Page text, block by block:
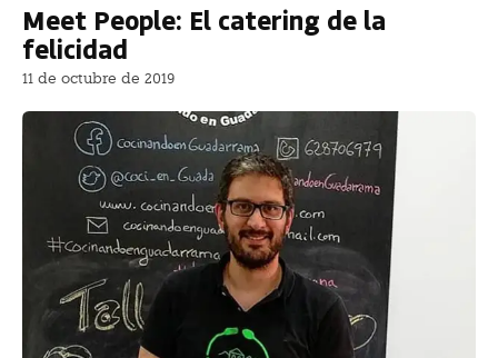
Meet People: El catering de la
felicidad
11 de octubre de 2019